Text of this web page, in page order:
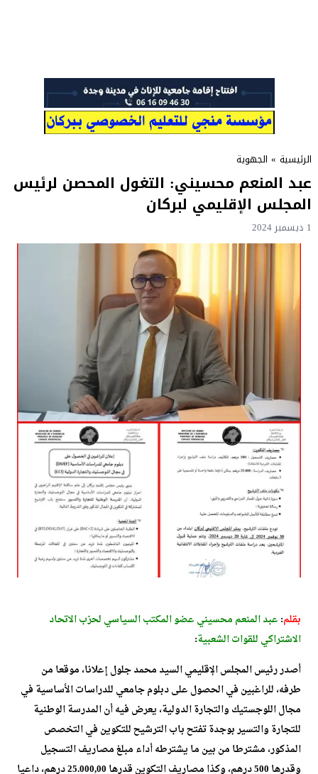
الرئيسية » الجهوية
عبد المنعم محسيني: التغول المحصن لرئيس
المجلس الإقليمي لبركان
1 ديسمبر 2024
بقلم: عبد المنعم محسيني عضو المكتب السياسي لحزب الاتحاد
الاشتراكي للقوات الشعبية:
أصدر رئيس المجلس الإقليمي السيد محمد جلول إعلانا، موقعا من
طرفه، للراغبين في الحصول على دبلوم جامعي للدراسات الأساسية في
مجال اللوجستيك والتجارة الدولية، يعرض فيه أن المدرسة الوطنية
للتجارة والتسير بوجدة تفتح باب الترشيح للتكوين في التخصص
المذكور، مشترطا من بين ما يشترطه أداء مبلغ مصاريف التسجيل
وقدرها 500 درهم، وكذا مصاريف التكوين قدرها 25.000,00 درهم، داعيا